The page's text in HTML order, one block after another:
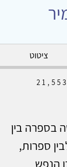
ציטוט
בספרה בין
ספרות,
הנפש